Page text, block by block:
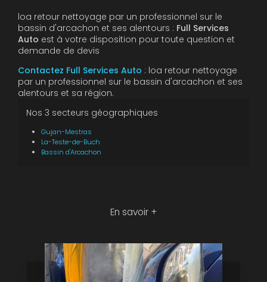
loa retour nettoyage par un professionnel sur le
bassin d'arcachon et ses alentours : Full Services
Auto est à votre disposition pour toute question et
demande de devis
Contactez Full Services Auto : loa retour nettoyage
par un professionnel sur le bassin d'arcachon et ses
alentours et sa région.
Nos 3 secteurs géographiques
Gujan-Mestras
La-Teste-de-Buch
Bassin d'Arcachon
En savoir +